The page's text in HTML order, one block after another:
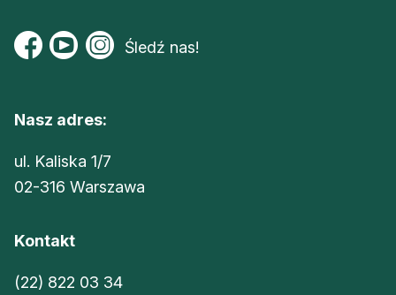
Śledź nas!
Nasz adres:
ul. Kaliska 1/7
02-316 Warszawa
Kontakt
(22) 822 03 34